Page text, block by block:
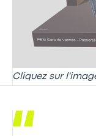
Cliquez sur